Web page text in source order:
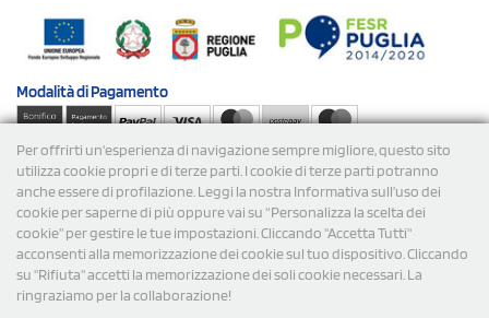
Per offrirti un'esperienza di navigazione sempre migliore, questo sito
utilizza cookie propri e di terze parti. I cookie di terze parti potranno
anche essere di profilazione. Leggi la nostra Informativa sull’uso dei
cookie per saperne di più oppure vai su “Personalizza la scelta dei
cookie” per gestire le tue impostazioni. Cliccando "Accetta Tutti"
acconsenti alla memorizzazione dei cookie sul tuo dispositivo. Cliccando
su "Rifiuta" accetti la memorizzazione dei soli cookie necessari. La
ringraziamo per la collaborazione!
Modalità diPagamento
Spedizioni